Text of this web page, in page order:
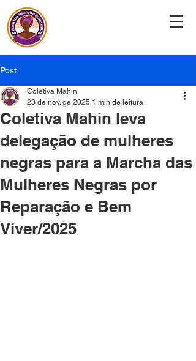
Post
Coletiva Mahin leva
delegação de mulheres
negras para a Marcha das
Mulheres Negras por
Reparação e Bem
Viver/2025
Coletiva Mahin
23 de nov. de 2025 1 min de leitura